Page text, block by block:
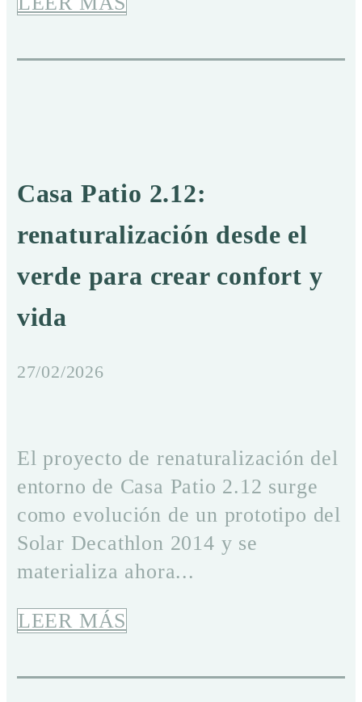
Casa Patio 2.12:
renaturalización desde el
verde para crear confort y
vida
27/02/2026
El proyecto de renaturalización del
entorno de Casa Patio 2.12 surge
como evolución de un prototipo del
Solar Decathlon 2014 y se
materializa ahora...
LEER MÁS